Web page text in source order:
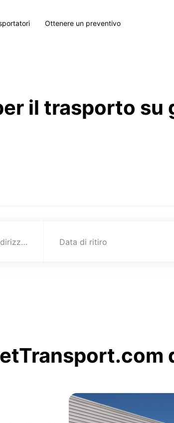
Ottenere un preventivo
il trasporto su
Destinazione (città o indirizzo) Data di ritiro